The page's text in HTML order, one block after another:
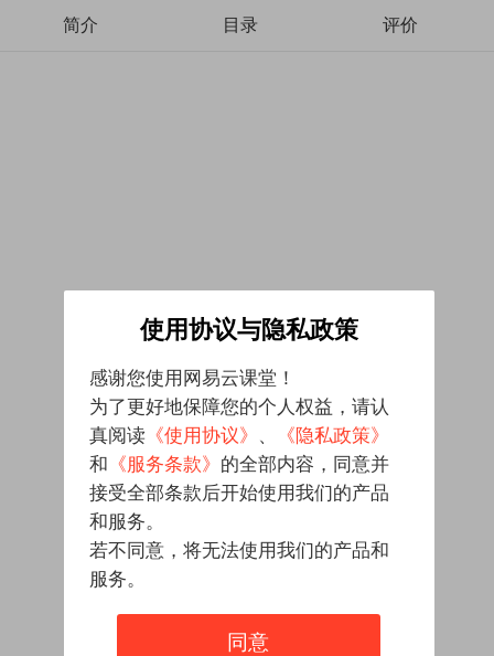
简介 目录 评价
使用协议与隐私政策
感谢您使用网易云课堂！
为了更好地保障您的个人权益，请认
真阅读 《使用协议》 、
《隐私政策》
和 《服务条款》 的全部内容，同意并
接受全部条款后开始使用我们的产品
和服务。
若不同意，将无法使用我们的产品和
服务。
同意